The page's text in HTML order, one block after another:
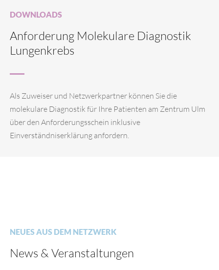
DOWNLOADS
Anforderung Molekulare Diagnostik
Lungenkrebs
Als Zuweiser und Netzwerkpartner können Sie die
molekulare Diagnostik für Ihre Patienten am Zentrum Ulm
über den Anforderungsschein inklusive
Einverständniserklärung anfordern.
NEUES AUS DEM NETZWERK
News & Veranstaltungen